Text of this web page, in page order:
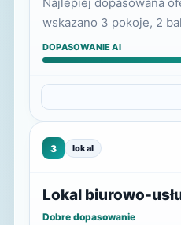
wskazano 3 pokoje, 2
DOPASOWANIE AI
3 lokal
Lokal biurowo-
Dobre dopasowanie